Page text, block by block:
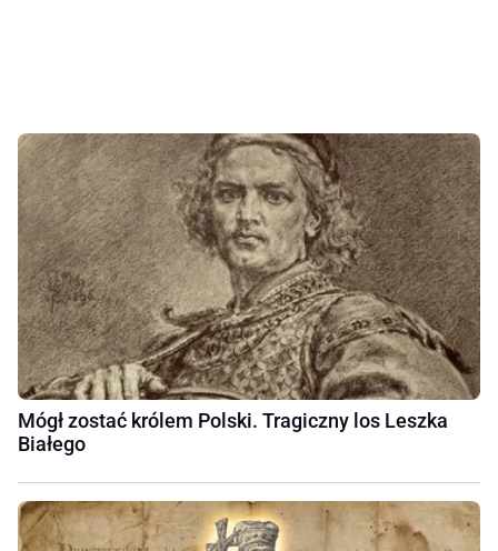
Mógł zostać królem Polski. Tragiczny los Leszka
Białego